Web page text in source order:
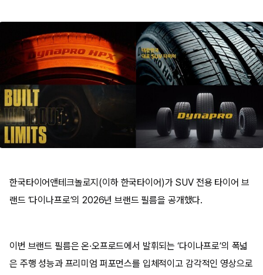
한국타이어앤테크놀로지(이하 한국타이어)가 SUV 전용 타이어 브
랜드 ‘다이나프로’의 2026년 브랜드 필름을 공개했다.
이번 브랜드 필름은 온·오프로드에서 발휘되는 ‘다이나프로’의 폭넓
은 주행 성능과 프리미엄 퍼포먼스를 입체적이고 감각적인 영상으로